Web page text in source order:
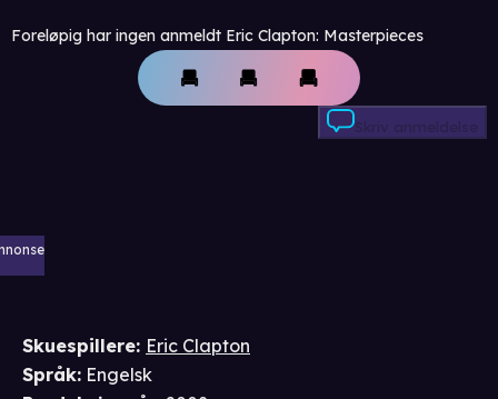
Foreløpig har ingen anmeldt Eric Clapton: Masterpieces
Skriv anmeldelse
Skuespillere: Eric Clapton
Språk: Engelsk